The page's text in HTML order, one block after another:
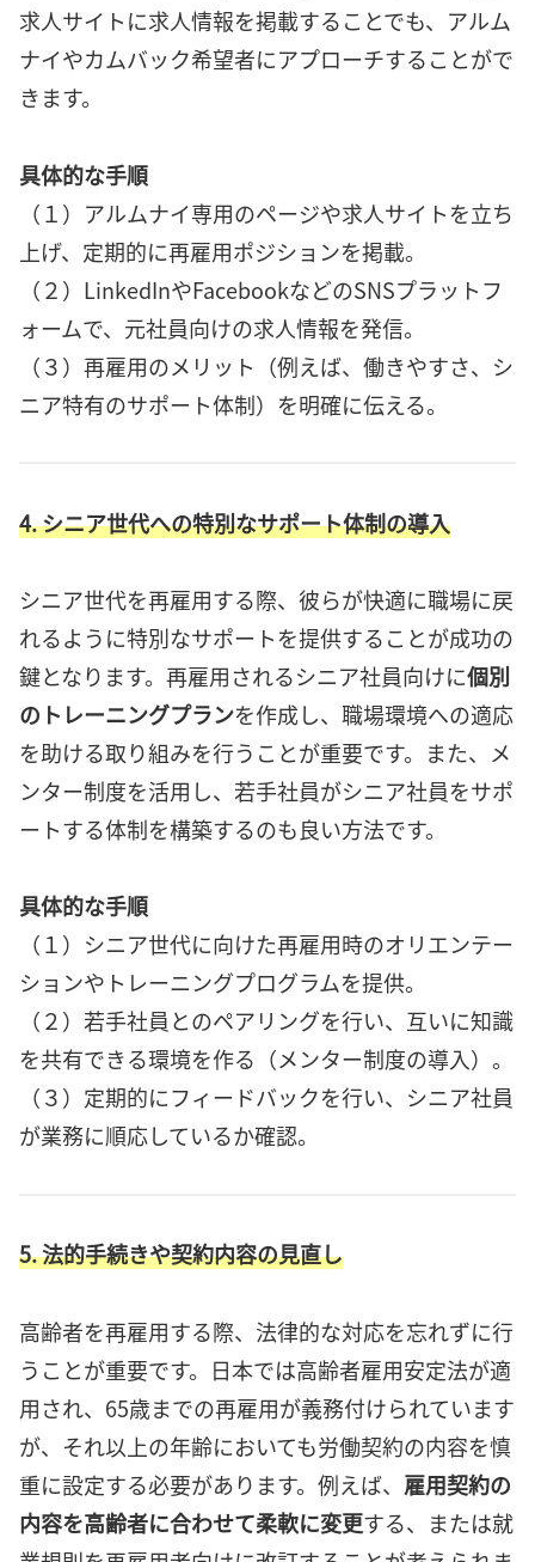
求人サイトに求人情報を掲載することでも、アルム
ナイやカムバック希望者にアプローチすることがで
きます。
具体的な手順
（１）アルムナイ専用のページや求人サイトを立ち
上げ、定期的に再雇用ポジションを掲載。
（２）LinkedInやFacebookなどのSNSプラットフ
ォームで、元社員向けの求人情報を発信。
（３）再雇用のメリット（例えば、働きやすさ、シ
ニア特有のサポート体制）を明確に伝える。
4. シニア世代への特別なサポート体制の導入
シニア世代を再雇用する際、彼らが快適に職場に戻
れるように特別なサポートを提供することが成功の
鍵となります。再雇用されるシニア社員向けに個別
のトレーニングプランを作成し、職場環境への適応
を助ける取り組みを行うことが重要です。また、メ
ンター制度を活用し、若手社員がシニア社員をサポ
ートする体制を構築するのも良い方法です。
具体的な手順
（１）シニア世代に向けた再雇用時のオリエンテー
ションやトレーニングプログラムを提供。
（２）若手社員とのペアリングを行い、互いに知識
を共有できる環境を作る（メンター制度の導入）。
（３）定期的にフィードバックを行い、シニア社員
が業務に順応しているか確認。
5. 法的手続きや契約内容の見直し
高齢者を再雇用する際、法律的な対応を忘れずに行
うことが重要です。日本では高齢者雇用安定法が適
用され、65歳までの再雇用が義務付けられています
が、それ以上の年齢においても労働契約の内容を慎
重に設定する必要があります。例えば、 雇用契約の
内容を高齢者に合わせて柔軟に変更する、または就